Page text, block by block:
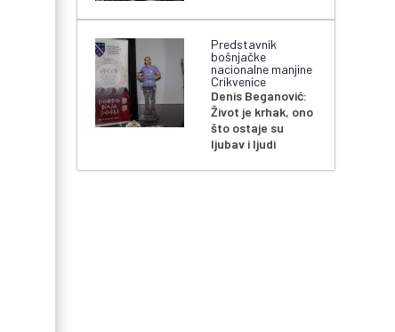
Predstavnik
bošnjačke
nacionalne manjine
Crikvenice
Denis Beganović:
Život je krhak, ono
što ostaje su
ljubav i ljudi